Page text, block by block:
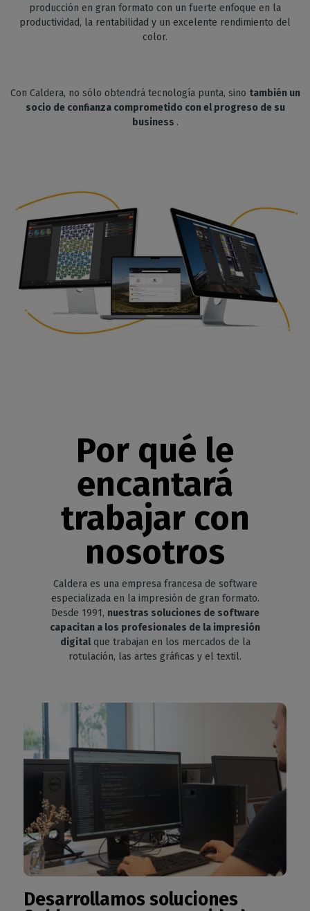
producción en gran formato con un fuerte enfoque en la
productividad, la rentabilidad y un excelente rendimiento del
color.
Con Caldera, no sólo obtendrá tecnología punta, sino también un
socio de confianza comprometido con el progreso de su
business .
Por qué le
encantará
trabajar con
nosotros
Caldera es una empresa francesa de software
especializada en la impresión de gran formato.
Desde 1991, nuestras soluciones de software
capacitan a los profesionales de la impresión
digitalque trabajan en los mercados de la
rotulación, las artes gráficas y el textil.
Desarrollamos soluciones